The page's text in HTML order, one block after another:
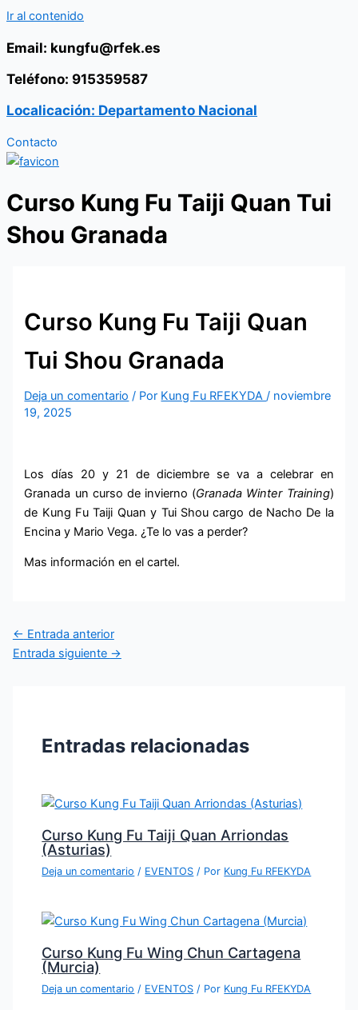
Ir al contenido
Email: kungfu@rfek.es
Teléfono: 915359587
Localicación: Departamento Nacional
Contacto
Curso Kung Fu Taiji Quan Tui
Shou Granada
Curso Kung Fu Taiji Quan
Tui Shou Granada
Deja un comentario / Por Kung Fu RFEKYDA/ noviembre
19, 2025
Los días 20 y 21 de diciembre se va a celebrar en
Granada un curso de invierno (Granada Winter Training)
de Kung Fu Taiji Quan y Tui Shou cargo de Nacho De la
Encina y Mario Vega. ¿Te lo vas a perder?
Mas información en el cartel.
← Entrada anterior
Entrada siguiente →
Entradas relacionadas
Curso Kung Fu Taiji Quan Arriondas
(Asturias)
Deja un comentario / EVENTOS / Por Kung Fu RFEKYDA
Curso Kung Fu Wing Chun Cartagena
(Murcia)
Deja un comentario / EVENTOS / Por Kung Fu RFEKYDA